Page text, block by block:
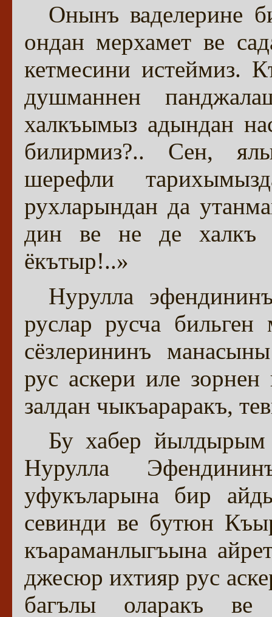
Онынъ ваделерине
ондан мерхамет ве
кетмесини истеймиз.
душманнен
халкъымыз адындан
билирмиз?.. Сен,
шерефли
рухларындан да
дин ве не де халкъ
ёкътыр!..»
Нурулла
руслар русча
сёзлерининъ
рус аскери иле
залдан чыкъараракъ,
Бу хабер йылдырым
Нурулла
уфукъларына бир
севинди ве бутюн
къараманлыгъына
джесюр ихтияр рус
багълы оларакъ ве